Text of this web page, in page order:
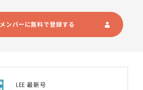
ンバーに無料で登録する
LEE 最新号